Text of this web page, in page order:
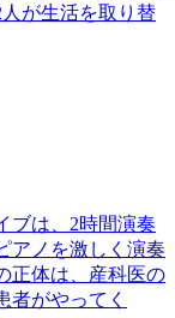
が生活を取り替
ブは、2時間演奏
アノを激しく演奏
正体は、産科医の
者がやってく